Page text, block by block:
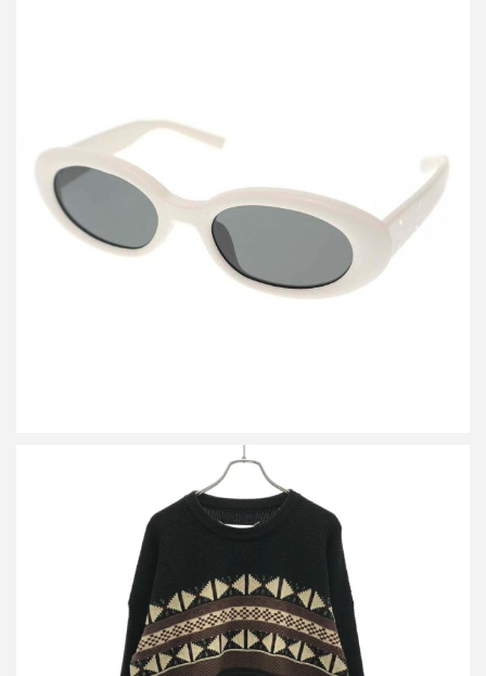
メゾン マルジェラ ジェントルモンスター MM107 LETHER サング
買取金額15,000円
詳しく見る
メゾン マルジェラ 17AW ジャガードニットセーター S50HA0728
S16014
買取金額16,800円